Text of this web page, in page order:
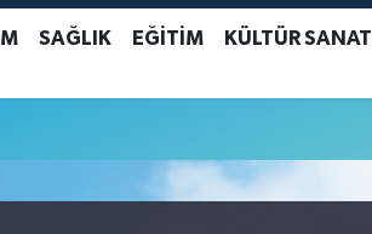
DOLAR 47,7069 %0.17
GRAM ALTIN 6574.81 %1.44
BİST100 13.887 %64
SAĞLIK EĞİTİM KÜLTÜR SANAT